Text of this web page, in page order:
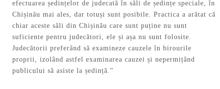
efectuarea ședințelor de judecată în săli de ședințe speciale, în
Chișinău mai ales, dar totuși sunt posibile. Practica a arătat că
chiar aceste săli din Chișinău care sunt puține nu sunt
suficiente pentru judecători, ele și așa nu sunt folosite.
Judecătorii preferând să examineze cauzele în birourile
proprii, izolând astfel examinarea cauzei și nepermițând
publicului să asiste la ședință.”